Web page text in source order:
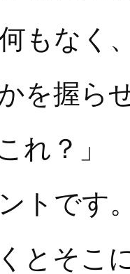
もなく
を握ら
れ？」
ントです
とそこ